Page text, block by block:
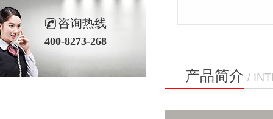
咨询热线
400-8273-268
产品简介 /